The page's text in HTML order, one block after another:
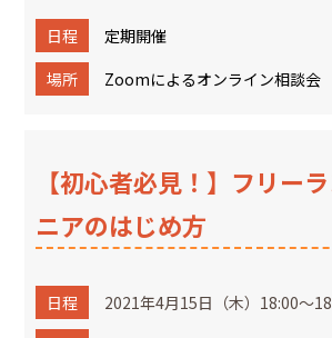
日程
定期開催
場所
Zoomによるオンライン相談会
【初心者必見！】フリー
ニアのはじめ方
日程
2021年4月15日（木）18:00～